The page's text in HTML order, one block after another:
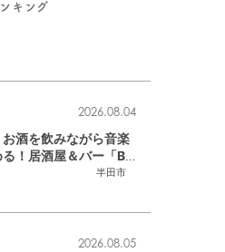
キング
半田市
2026.08.04
お酒を飲みながら音楽
る！居酒屋＆バー「BL
ブルーミー）」が7/3
2026.08.05